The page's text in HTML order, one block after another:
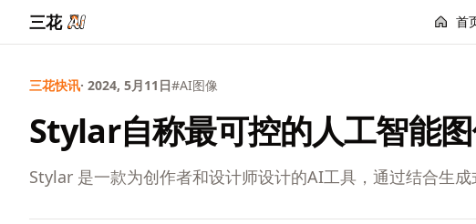
三花 首
三花快讯· 2024, 5月11日#AI图像
Stylar自称最可控的人工智能
Stylar 是一款为创作者和设计师设计的AI工具，通过结合生成